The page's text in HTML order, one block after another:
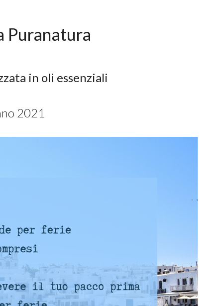
Puranatura
in oli essenziali
2021